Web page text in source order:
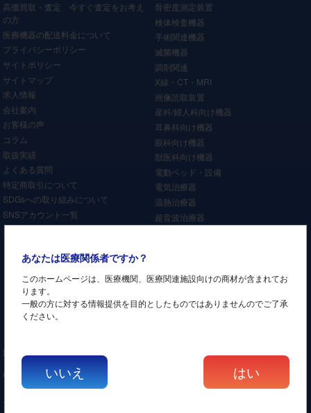
あなたは医療関係者ですか？
このホームページは、医療機関、医療関連施設向けの商材が含まれてお
ります。
一般の方に対する情報提供を目的としたものではありませんのでご了承
ください。
いいえ はい
高価買取・査定 今すぐ査定をお考え
の方
医療機器の配送料金について
プライバシーポリシー
サイトポリシー
サイトマップ
求人情報
会社案内
お客様の声
コラム
取扱実績
よくある質問
特定商取引について
SDGsへの取り組みについて
SNSアカウント一覧
主要取引先
骨密度測定装置
検体検査機器
手術関連機器
滅菌機器
調剤関連
X線・CT・MRI
画像読取装置
産科/婦人科向け機器
耳鼻科向け機器
眼科向け機器
獣医科向け機器
電動ベッド・設備
電気治療器
温熱治療器
超音波治療器
矯正機器
歯科機器
取扱いメーカー
GEヘルスケア
キャノン/東芝
富士フィルム/日立